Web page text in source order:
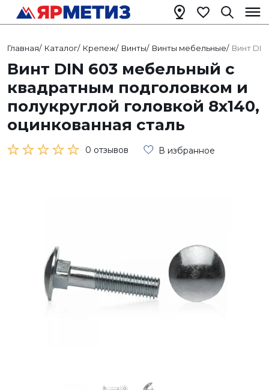
Главная/ Каталог/ Крепеж/ Винты/ Винты мебельные/ Винт
Винт DIN 603 мебельный с
квадратным подголовком и
полукруглой головкой 8х140,
оцинкованная сталь
0 отзывов В избранное